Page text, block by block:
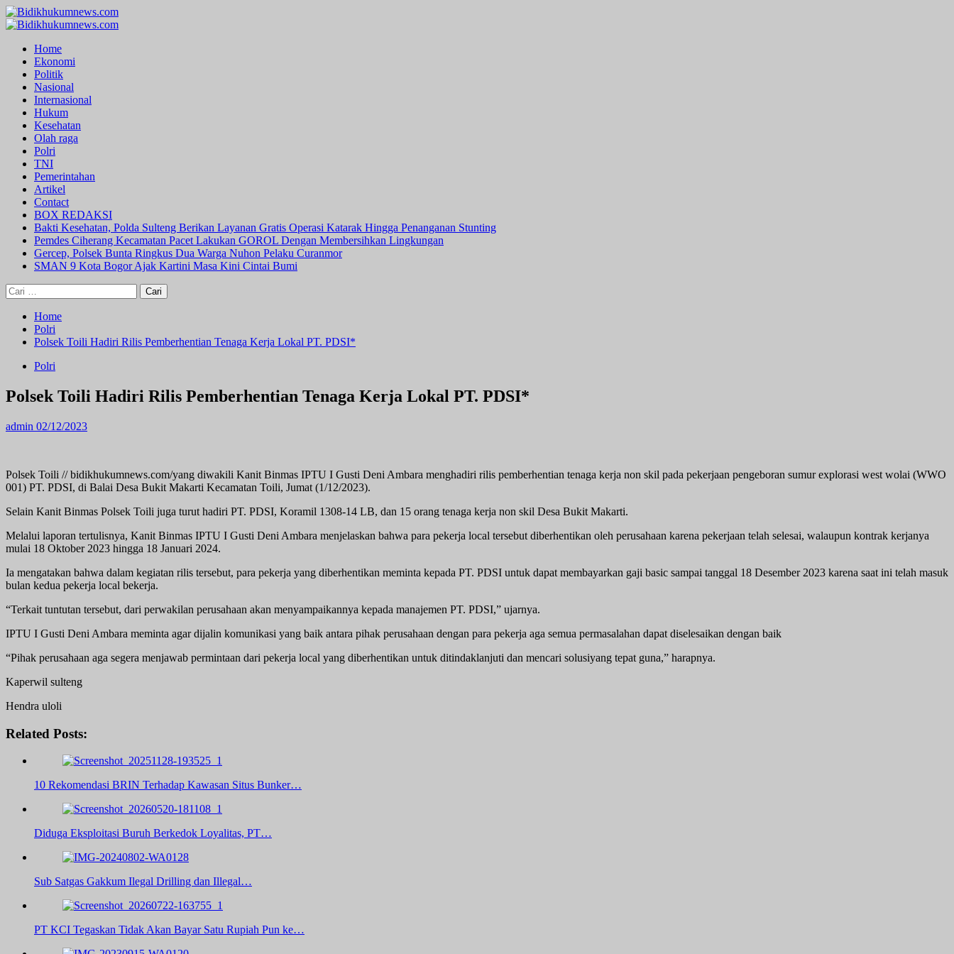
Skip
to
Primary
Home
Ekonomi
Politik
Nasional
Internasional
Hukum
Kesehatan
Olah raga
Polri
TNI
Pemerintahan
Artikel
Contact
BOX REDAKSI
Bakti Kesehatan, Polda Sulteng Berikan Layanan Gratis Operasi Katarak Hingga Penanganan Stunting
Pemdes Ciherang Kecamatan Pacet Lakukan GOROL Dengan Membersihkan Lingkungan
Gercep, Polsek Bunta Ringkus Dua Warga Nuhon Pelaku Curanmor
SMAN 9 Kota Bogor Ajak Kartini Masa Kini Cintai Bumi
Cari
untuk:
Home
Polri
Polsek Toili Hadiri Rilis Pemberhentian Tenaga Kerja Lokal PT. PDSI*
Polri
Polsek Toili Hadiri Rilis Pemberhentian Tenaga Kerja Lokal PT. PDSI*
admin 02/12/2023
Polsek Toili // bidikhukumnews.com/yang diwakili Kanit Binmas IPTU I Gusti Deni Ambara menghadiri rilis pemberhentian tenaga kerja non skil pada pekerjaan pengeboran sumur explorasi west wolai (WWO
001) PT. PDSI, di Balai Desa Bukit Makarti Kecamatan Toili, Jumat (1/12/2023).
Selain Kanit Binmas Polsek Toili juga turut hadiri PT. PDSI, Koramil 1308-14 LB, dan 15 orang tenaga kerja non skil Desa Bukit Makarti.
Melalui laporan tertulisnya, Kanit Binmas IPTU I Gusti Deni Ambara menjelaskan bahwa para pekerja local tersebut diberhentikan oleh perusahaan karena pekerjaan telah selesai, walaupun kontrak kerjanya
mulai 18 Oktober 2023 hingga 18 Januari 2024.
Ia mengatakan bahwa dalam kegiatan rilis tersebut, para pekerja yang diberhentikan meminta kepada PT. PDSI untuk dapat membayarkan gaji basic sampai tanggal 18 Desember 2023 karena saat ini telah masuk
bulan kedua pekerja local bekerja.
“Terkait tuntutan tersebut, dari perwakilan perusahaan akan menyampaikannya kepada manajemen PT. PDSI,” ujarnya.
IPTU I Gusti Deni Ambara meminta agar dijalin komunikasi yang baik antara pihak perusahaan dengan para pekerja aga semua permasalahan dapat diselesaikan dengan baik
“Pihak perusahaan aga segera menjawab permintaan dari pekerja local yang diberhentikan untuk ditindaklanjuti dan mencari solusiyang tepat guna,” harapnya.
Kaperwil sulteng
Hendra uloli
Related Posts:
10 Rekomendasi BRIN Terhadap Kawasan Situs Bunker…
Diduga Eksploitasi Buruh Berkedok Loyalitas, PT…
Sub Satgas Gakkum Ilegal Drilling dan Illegal…
​PT KCI Tegaskan Tidak Akan Bayar Satu Rupiah Pun ke…